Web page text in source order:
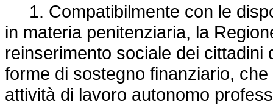
1. Compatibilmente con le
in materia penitenziaria, la
reinserimento sociale dei
forme di sostegno finanziario,
attività di lavoro autonomo